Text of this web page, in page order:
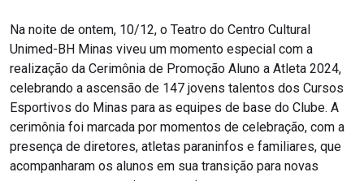
Na noite de ontem, 10/12, o Teatro do Centro Cultural
Unimed-BH Minas viveu um momento especial com a
realização da Cerimônia de Promoção Aluno a Atleta 2024,
celebrando a ascensão de 147 jovens talentos dos Cursos
Esportivos do Minas para as equipes de base do Clube. A
cerimônia foi marcada por momentos de celebração, com a
presença de diretores, atletas paraninfos e familiares, que
acompanharam os alunos em sua transição para novas